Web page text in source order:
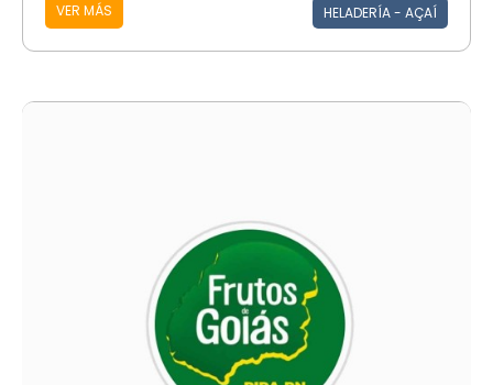
VER MÁS HELADERÍA - AÇAÍ